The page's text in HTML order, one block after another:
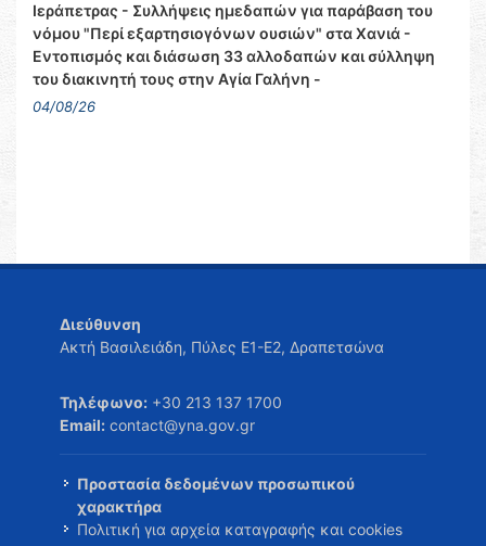
Ιεράπετρας - Συλλήψεις ημεδαπών για παράβαση του
νόμου "Περί εξαρτησιογόνων ουσιών" στα Χανιά -
Εντοπισμός και διάσωση 33 αλλοδαπών και σύλληψη
του διακινητή τους στην Αγία Γαλήνη -
04/08/26
Διεύθυνση
Ακτή Βασιλειάδη, Πύλες Ε1-Ε2, Δραπετσώνα
Τηλέφωνο: +30 213 137 1700
Email: contact@yna.gov.gr
Προστασία δεδομένων προσωπικού
χαρακτήρα
Πολιτική για αρχεία καταγραφής και cookies